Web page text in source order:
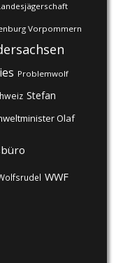
Vorpommern
Problemwolf
Stefan
Olaf
WWF